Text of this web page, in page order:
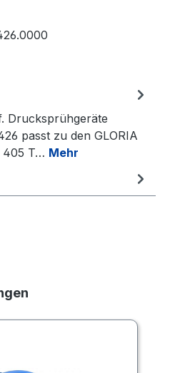
Drucksprühgeräte
passt zu den GLORIA
405 T… Mehr